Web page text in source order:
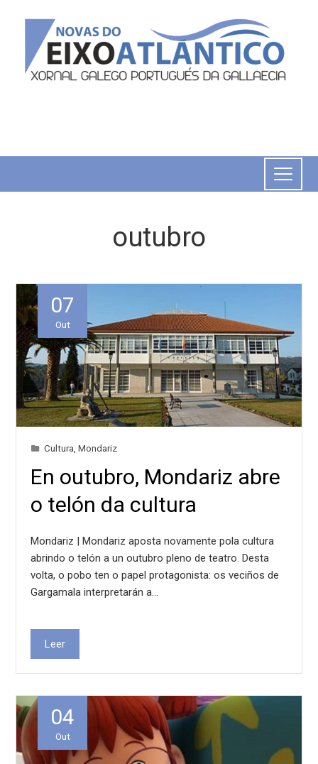
outubro
07
Out
Cultura ,Mondariz
En outubro, Mondariz abre
o telón da cultura
Mondariz | Mondariz aposta novamente pola cultura
abrindo o telón a un outubro pleno de teatro. Desta
volta, o pobo ten o papel protagonista: os veciños de
Gargamala interpretarán a…
Leer
04
Out